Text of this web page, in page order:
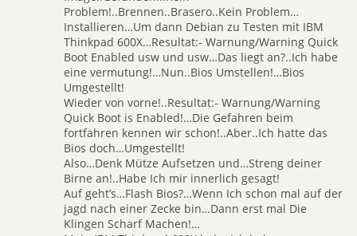
Problem!..Brennen..Brasero..Kein Problem…
Installieren…Um dann Debian zu Testen mit IBM
Thinkpad 600X…Resultat:- Warnung/Warning Quick
Boot Enabled usw und usw…Das liegt an?..Ich habe
eine vermutung!…Nun..Bios Umstellen!…Bios
Umgestellt!
Wieder von vorne!..Resultat:- Warnung/Warning
Quick Boot is Enabled!…Die Gefahren beim
fortfahren kennen wir schon!..Aber..Ich hatte das
Bios doch…Umgestellt!
Also…Denk Mütze Aufsetzen und…Streng deiner
Birne an!..Habe Ich mir innerlich gesagt!
Auf geht’s…Flash Bios?…Wenn Ich schon mal auf der
jagd nach einer Zecke bin…Dann erst mal Die
Klingen Scharf Machen!…